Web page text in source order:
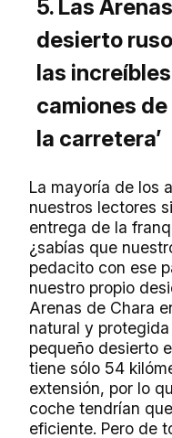
5. Las
desierto
las
camiones de
la carretera’
La mayoría de los
nuestros lectores
entrega de la
¿sabías que
pedacito con ese
nuestro propio
Arenas de Chara
natural y
pequeño desierto
tiene sólo 54
extensión, por lo
coche tendrían
eficiente. Pero de